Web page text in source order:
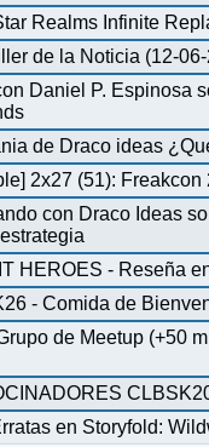
Realms Infinite
de la Noticia (12-
Daniel P. Espinosa
de Draco ideas
2x27 (51): Freakcon
con Draco Ideas
HEROES - Reseña
- Comida de
de Meetup (+50
en Storyfold: